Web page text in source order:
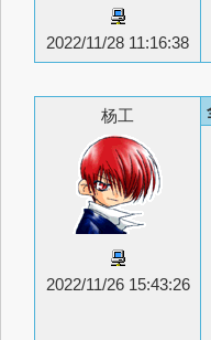
2022/11/28 11:16:38
杨工
2022/11/26 15:43:26